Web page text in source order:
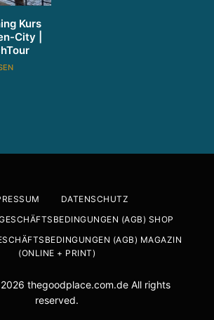
Kurs
City |
DATENSCHUTZ
(AGB) SHOP
(AGB) MAGAZIN
(ONLINE + PRINT)
thegoodplace.com.de All rights
reserved.